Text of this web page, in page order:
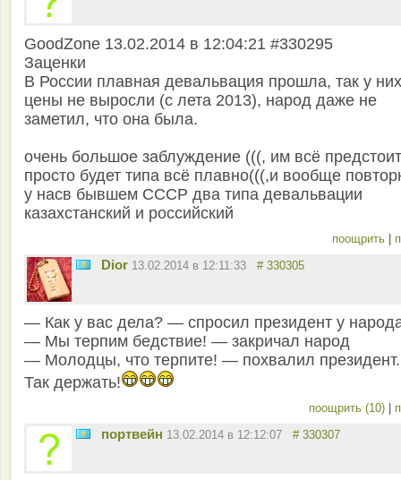
GoodZone 13.02.2014 в 12:04:21 #330295
Заценки
В России плавная девальвация прошла, так у
цены не выросли (с лета 2013), народ даже не
заметил, что она была.
очень большое заблуждение (((, им всё
просто будет типа всё плавно(((,и вообще
у насв бывшем СССР два типа девальвации
казахстанский и российский
поощрить
Dior 13.02.2014 в 12:11:33 # 330305
— Как у вас дела? — спросил президент у
— Мы терпим бедствие! — закричал народ
— Молодцы, что терпите! — похвалил
Так держать!
поощрить (10)
портвейн 13.02.2014 в 12:12:07 # 330307